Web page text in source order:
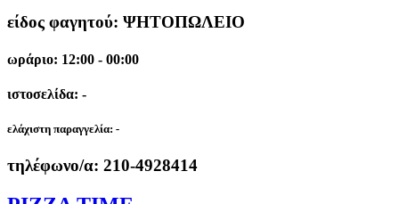
είδος φαγητού: ΨΗΤΟΠΩΛΕΙΟ
ωράριο: 12:00 - 00:00
ιστοσελίδα: -
ελάχιστη παραγγελία: -
τηλέφωνο/α: 210-4928414